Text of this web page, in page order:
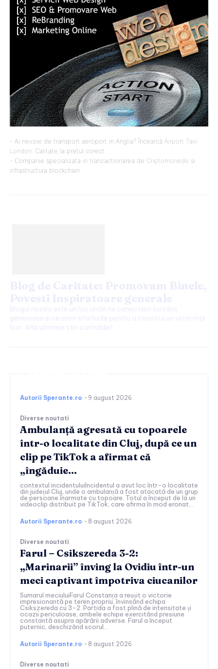
- Ai nevoie de transport aeroport in Anglia? Încearcă Airport Taxi
London . Calitate la prețul corect.
- Companie specializata in tranzactionarea de Criptomonede si
infrastructura blockchain.
Autorii Sperante.ro - 9 august 2026
Diverse noutati
Ambulanță agresată cu topoarele
într-o localitate din Cluj, după ce un
clip pe TikTok a afirmat că
„îngăduie…
contextul incidentuluiIncidentul a avut loc într-o localitate
din județul Cluj, unde o ambulanță a fost atacată de un grup
de persoane înarmate cu topoare. Totul a început de la un
videoclip distribuit pe TikTok, care afirma în mod eronat...
Autorii Sperante.ro - 8 august 2026
Diverse noutati
Farul – Csikszereda 3-2:
„Marinarii” înving la Ovidiu într-un
meci captivant împotriva ciucanilor
Sumarul meciuluiFarul Constanța a reușit o victorie
impresionantă pe teren propriu, învinsând echipa
Csikszereda cu 3-2. Partida a fost plină de intensitate și
ocazii periculoase, ambele echipe exercitând presiune
constantă asupra apărării adverse. Farul a început
puternic, deschizând scorul...
Autorii Sperante.ro - 8 august 2026
Diverse noutati